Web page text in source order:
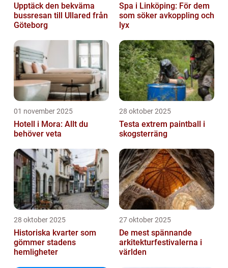
Upptäck den bekväma
bussresan till Ullared från
Göteborg
Spa i Linköping: För dem
som söker avkoppling och
lyx
01 november 2025
Hotell i Mora: Allt du
behöver veta
28 oktober 2025
Testa extrem paintball i
skogsterräng
28 oktober 2025
Historiska kvarter som
gömmer stadens
hemligheter
27 oktober 2025
De mest spännande
arkitekturfestivalerna i
världen